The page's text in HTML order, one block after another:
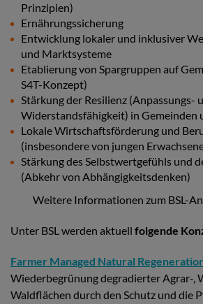
Prinzipien)
Ernährungssicherung
Entwicklung lokaler und inklusiver
und Marktsysteme
Etablierung von Spargruppen auf
S4T-Konzept)
Stärkung der Resilienz (Anpassungs-
Widerstandsfähigkeit) in Gemeinden
Lokale Wirtschaftsförderung und
(insbesondere von jungen
Stärkung des Selbstwertgefühls und
(Abkehr von Abhängigkeitsdenken)
Weitere Informationen zum BSL-
Unter BSL werden aktuell folgende
Farmer Managed Natural
Wiederbegrünung degradierter Agrar-,
Waldflächen durch den Schutz und die